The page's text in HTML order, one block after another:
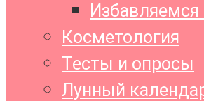
Избавляемся
Косметология
Тесты и опросы
Лунный